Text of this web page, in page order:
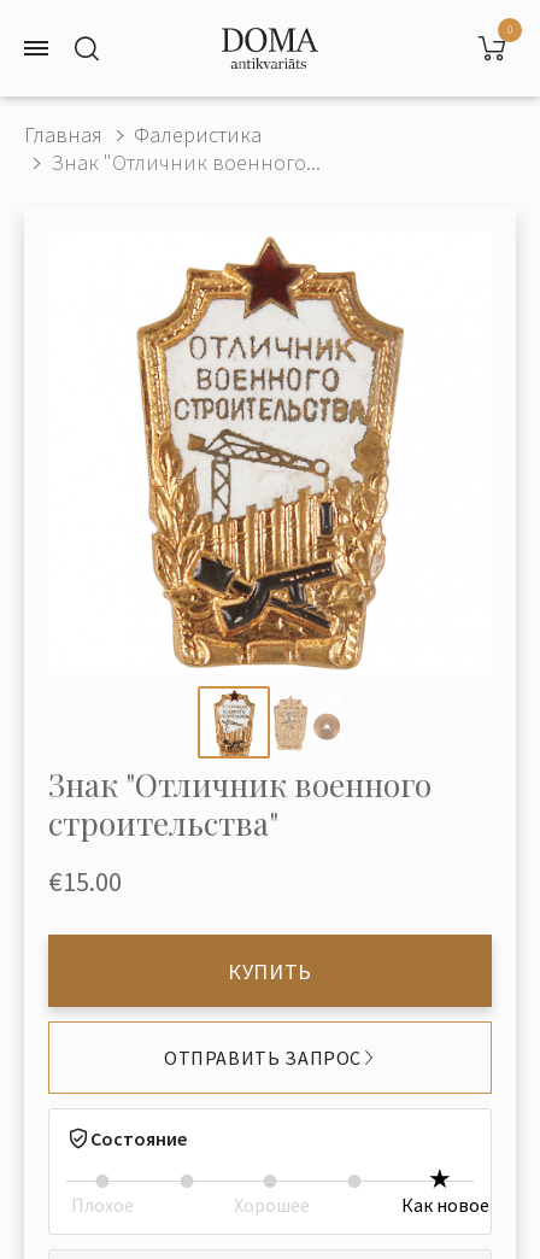
0
Главная
Фалеристика
Знак "Отличник военного...
Знак "Отличник военного
строительства"
€15.00
КУПИТЬ
ОТПРАВИТЬ ЗАПРОС
Состояние
Плохое Хорошее Как новое